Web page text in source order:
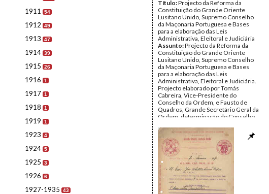
1911 54
1912 49
1913 47
1914 39
1915 26
1916 1
1917 1
1918 1
1919 1
1923 4
1924 5
1925 3
1926 6
1927-1935 43
Título:Projecto da Reforma da
Constituição do Grande Oriente
Lusitano Unido, Supremo Conselho
da Maçonaria Portuguesa e Bases
para a elaboração das Leis
Administrativa, Eleitoral e Judiciária
Assunto:Projecto da Reforma da
Constituição do Grande Oriente
Lusitano Unido, Supremo Conselho
da Maçonaria Portuguesa e Bases
para a elaboração das Leis
Administrativa, Eleitoral e Judiciária.
Projecto elaborado por Tomás
Cabreira, Vice-Presidente do
Conselho da Ordem, e Fausto de
Quadros, Grande Secretário Geral da
Ordem, determinação do Conselho
Grande Loja Simbólica na legislatura
de 1907.
Data:1907
Fundo:DCD - Documentos Carvalhão
Duarte/Simões Raposo
Tipo Documental:Documentos
Página(s):40